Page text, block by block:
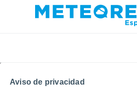
Aviso de privacidad